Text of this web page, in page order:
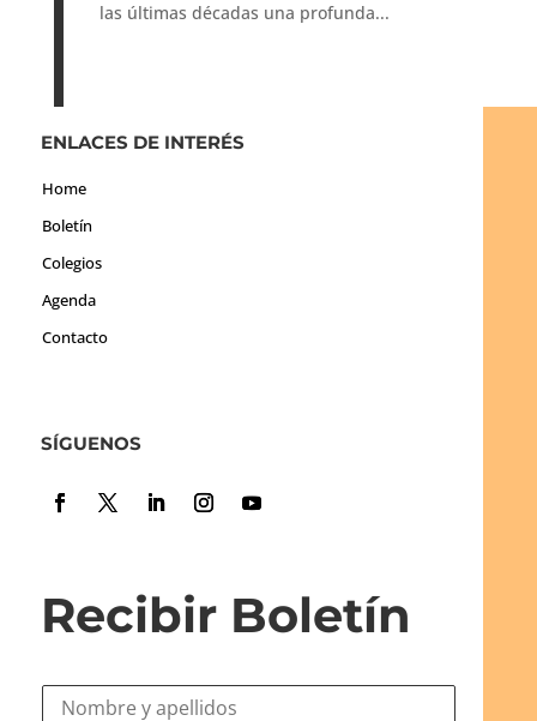
las últimas décadas una profunda...
ENLACES DE INTERÉS
Home
Boletín
Colegios
Agenda
Contacto
SÍGUENOS
Recibir Boletín
N